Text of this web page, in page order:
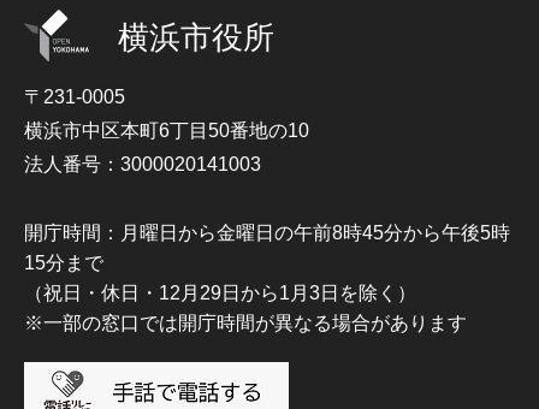
横浜市役所
〒231-0005
横浜市中区本町6丁目50番地の10
法人番号：3000020141003
開庁時間：月曜日から金曜日の午前8時45分から午後5時
15分まで
（祝日・休日・12月29日から1月3日を除く）
※一部の窓口では開庁時間が異なる場合があります